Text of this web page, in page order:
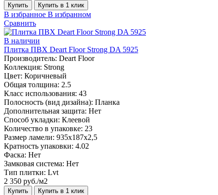
Купить Купить в 1 клик
В избранное В избранном
Сравнить
В наличии
Плитка ПВХ Deart Floor Strong DA 5925
Производитель: Deart Floor
Коллекция: Strong
Цвет: Коричневый
Общая толщина: 2.5
Класс использования: 43
Полосность (вид дизайна): Планка
Дополнительная защита: Нет
Способ укладки: Клеевой
Количество в упаковке: 23
Размер ламели: 935х187х2,5
Кратность упаковки: 4.02
Фаска: Нет
Замковая система: Нет
Тип плитки: Lvt
2 350 руб./м2
Купить Купить в 1 клик